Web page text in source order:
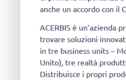
anche un accordo con il
ACERBIS è un’azienda
trovare soluzioni
in tre business units –
Unito), tre realtà
Distribuisce i propri